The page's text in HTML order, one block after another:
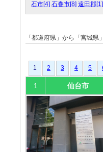
石市[4] 石巻市[8] 遠田郡[1]
「都道府県」から「宮城県
1 2 3 4 5
1 仙台市